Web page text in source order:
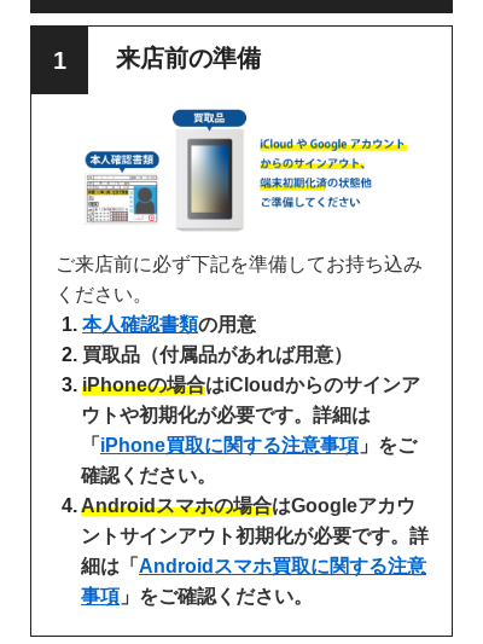
来店前の準備
ご来店前に必ず下記を準備してお持ち込み
ください。
本人確認書類の用意
買取品（付属品があれば用意）
iPhoneの場合はiCloudからのサインア
ウトや初期化が必要です。詳細は
「 iPhone買取に関する注意事項 」をご
確認ください。
Androidスマホの場合はGoogleアカウ
ントサインアウト初期化が必要です。詳
細は「 Androidスマホ買取に関する注意
事項 」をご確認ください。